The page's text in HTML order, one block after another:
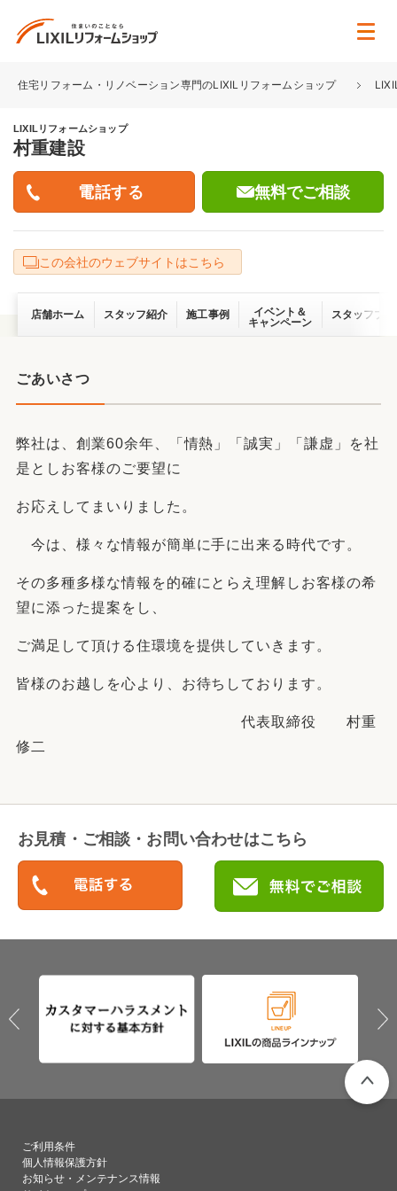
住宅リフォーム・リノベーション専門のLIXILリフォームショップ
LIXILリフォームショップ
村重建設
無料でご相談
この会社のウェブサイトはこちら
店舗ホーム スタッフ紹介 施工事例
イベント＆
キャンペーン
スタッフブ
ごあいさつ
弊社は、創業60余年、「情熱」「誠実」「謙虚」を社
是としお客様のご要望に
お応えしてまいりました。
今は、様々な情報が簡単に手に出来る時代です。
その多種多様な情報を的確にとらえ理解しお客様の希
望に添った提案をし、
ご満足して頂ける住環境を提供していきます。
皆様のお越しを心より、お待ちしております。
代表取締役 村重
修二
お見積・ご相談・お問い合わせはこちら
ご利用条件
個人情報保護方針
お知らせ・メンテナンス情報